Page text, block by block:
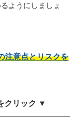
ようにしましょ
注意点とリスクを
クリック ▼